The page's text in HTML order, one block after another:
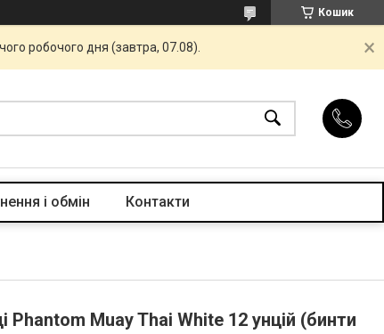
Кошик
робочого дня (завтра, 07.08).
і обмін Контакти
Phantom Muay Thai White 12 унцій (бинти